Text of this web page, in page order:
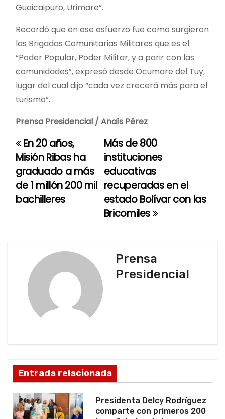
Guaicaipuro, Urimare”.
Recordó que en ese esfuerzo fue como surgieron
las Brigadas Comunitarias Militares que es el
“Poder Popular, Poder Militar, y a parir con las
comunidades”, expresó desde Ocumare del Tuy,
lugar del cual dijo “cada vez crecerá más para el
turismo”.
Prensa Presidencial / Anaís Pérez
N
a
v
e
e
Más de 800
instituciones
educativas
recuperadas en el
estado Bolívar con las
Bricomiles
En 20 años,
Misión Ribas ha
graduado a más
de 1 millón 200 mil
bachilleres
Prensa
Presidencial
Entrada relacionada
Presidenta Delcy Rodríguez
comparte con primeros 200